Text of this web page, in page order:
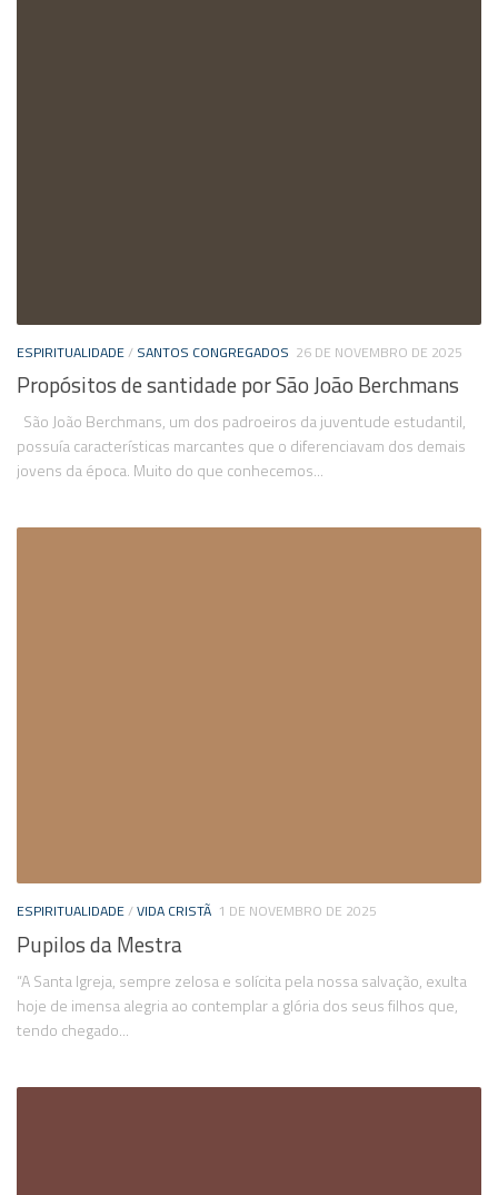
ESPIRITUALIDADE/ SANTOS CONGREGADOS 26 DE NOVEMBRO DE 2025
Propósitos de santidade por São João Berchmans
São João Berchmans, um dos padroeiros da juventude estudantil,
possuía características marcantes que o diferenciavam dos demais
jovens da época. Muito do que conhecemos...
ESPIRITUALIDADE/VIDA CRISTÃ 1 DE NOVEMBRO DE 2025
Pupilos da Mestra
“A Santa Igreja, sempre zelosa e solícita pela nossa salvação, exulta
hoje de imensa alegria ao contemplar a glória dos seus filhos que,
tendo chegado...